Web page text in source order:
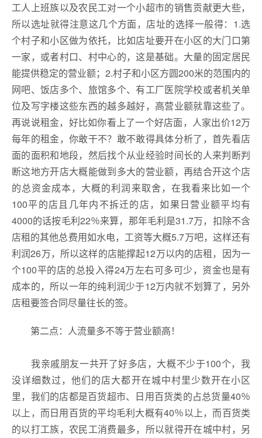
工人上班族以及农民工对一个小超市的销售贡献更大些，
所以选址就得注意这几个方面，店址的选择一般得：1.选
个村子和小区做为依托，比如店址要开在小区的大门口第
一家，或者村口、村中心的，这是基础。大量的固定居民
能提供稳定的营业额；2.村子和小区方圆200米的范围内的
网吧、饭店多个、旅馆多个、有工厂医院学校或者机关单
位及写字楼这些东西的越多越好，高营业额就靠这些了。
再说说租金，好比如你看上了一个好店面，人家出价12万
每年的租金，你敢干不？敢不敢得具体分析了，首先看店
面的面积和地段，然后找个从业经验时间长的人来判断判
断这地方开店大概能做到多大的营业额，再结合开这个店
的总资金成本，大概的利润来取舍，在我看来比如一个
100平的店且几年内不拆迁的店，如果日营业额平均有
4000的话按毛利22％来算，那年毛利是31.7万，扣除不含
店租的其他总费用如水电，工资等大概5.7万吧，这样还有
利润26万，所以这样的店能撑起12万以内的店租，因为一
个100平的店的总投入得24万左右可多可少，资金也是有
成本的，所以一年的纯利润少于12万内就不划算了，另外
店租要签合同尽量往长的签。
第二点：人流量多不等于营业额高！
我亲戚朋友一共开了好多店，大概不少于100个，我
没详细数过，他们的店大都开在城中村里少数开在小区
里，我们的店都是百货超市、日用百货类的占总货量40％
以上，而日用百货的平均毛利大概有40％以上，而百货类
的以打工族，农民工消费最多，所以就得开在城中村，另